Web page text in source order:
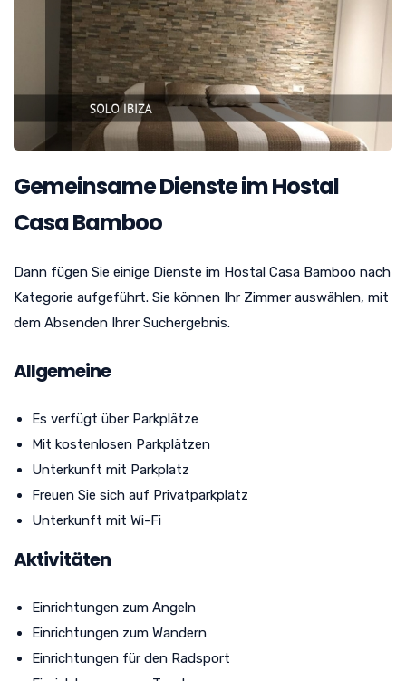
Gemeinsame Dienste im Hostal
Casa Bamboo
Dann fügen Sie einige Dienste im Hostal Casa Bamboo nach
Kategorie aufgeführt. Sie können Ihr Zimmer auswählen, mit
dem Absenden Ihrer Suchergebnis.
Allgemeine
Es verfügt über Parkplätze
Mit kostenlosen Parkplätzen
Unterkunft mit Parkplatz
Freuen Sie sich auf Privatparkplatz
Unterkunft mit Wi-Fi
Aktivitäten
Einrichtungen zum Angeln
Einrichtungen zum Wandern
Einrichtungen für den Radsport